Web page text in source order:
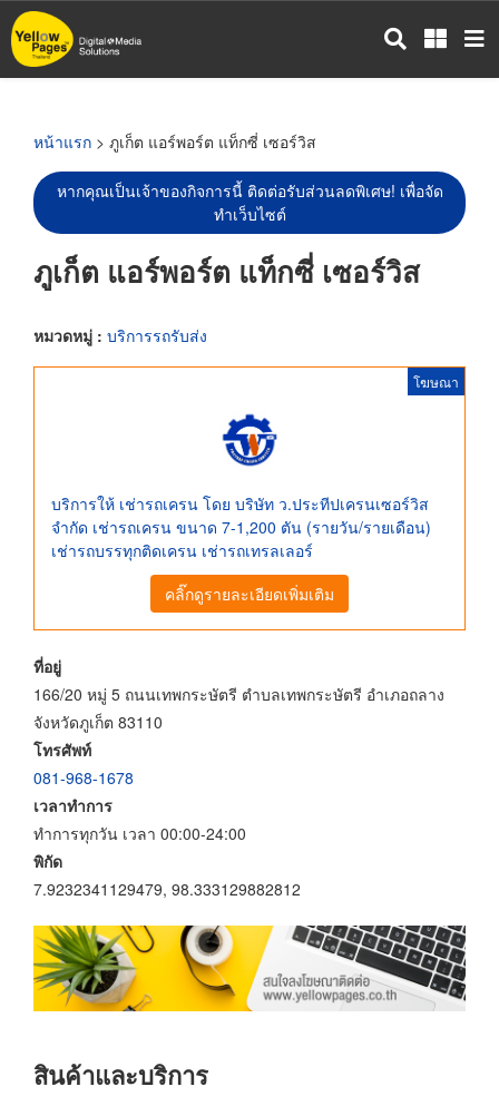
ข้าม
ไป
หน้าแรก > ภูเก็ต แอร์พอร์ต แท็กซี่ เซอร์วิส
หากคุณเป็นเจ้าของกิจการนี้ ติดต่อรับส่วนลดพิเศษ! เพื่อจัด
ทำเว็บไซต์
ภูเก็ต แอร์พอร์ต แท็กซี่ เซอร์วิส
หมวดหมู่ : บริการรถรับส่ง
โฆษณา
บริการให้ เช่ารถเครน โดย บริษัท ว.ประทีปเครนเซอร์วิส
จำกัด เช่ารถเครน ขนาด 7-1,200 ตัน (รายวัน/รายเดือน)
เช่ารถบรรทุกติดเครน เช่ารถเทรลเลอร์
คลิ๊กดูรายละเอียดเพิ่มเติม
ที่อยู่
166/20 หมู่ 5 ถนนเทพกระษัตรี ตำบลเทพกระษัตรี อำเภอถลาง
จังหวัดภูเก็ต 83110
โทรศัพท์
081-968-1678
เวลาทำการ
ทำการทุกวัน เวลา 00:00-24:00
พิกัด
7.9232341129479, 98.333129882812
สินค้าและบริการ